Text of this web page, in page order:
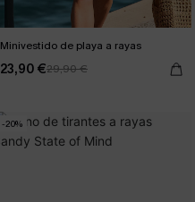
Minivestido de playa a rayas
23,90 €29,90 €
-20%